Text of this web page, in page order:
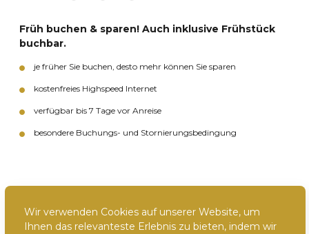
Wir verwenden Cookies auf unserer Website, um
Ihnen das relevanteste Erlebnis zu bieten, indem wir
Früh buchen & sparen! Auch inklusive Frühstück
buchbar.
je früher Sie buchen, desto mehr können Sie sparen
kostenfreies Highspeed Internet
verfügbar bis 7 Tage vor Anreise
besondere Buchungs- und Stornierungsbedingung
Impressum Datenschutzbestimmungen
AGB
Nutzungsbedingungen
Barrierefreiheit Karriere im Reichshof